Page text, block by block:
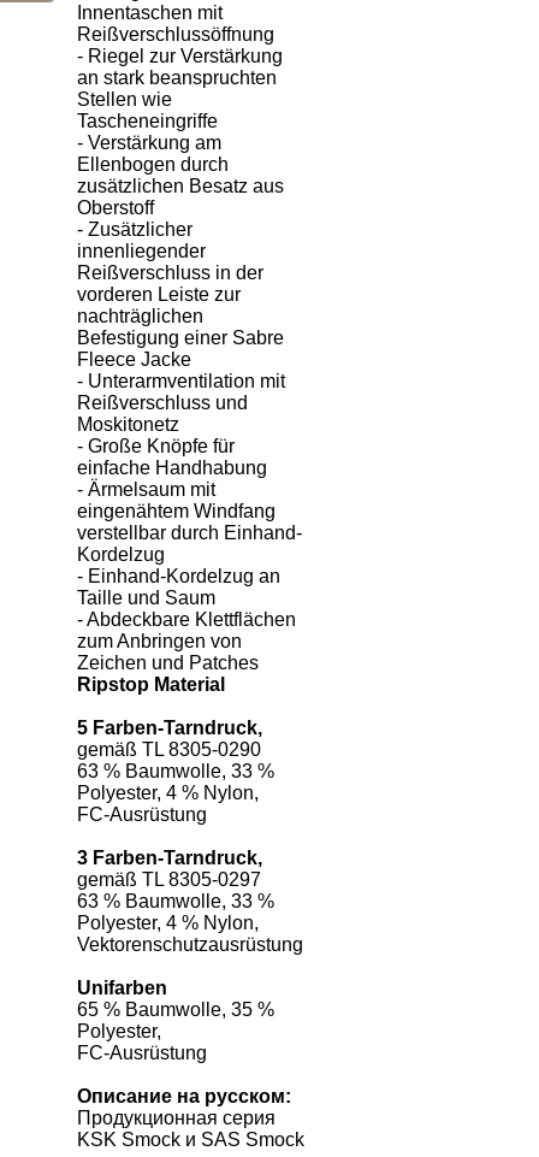
Innentaschen mit
Reißverschlussöffnung
- Riegel zur Verstärkung
an stark beanspruchten
Stellen wie
Tascheneingriffe
- Verstärkung am
Ellenbogen durch
zusätzlichen Besatz aus
Oberstoff
- Zusätzlicher
innenliegender
Reißverschluss in der
vorderen Leiste zur
nachträglichen
Befestigung einer Sabre
Fleece Jacke
- Unterarmventilation mit
Reißverschluss und
Moskitonetz
- Große Knöpfe für
einfache Handhabung
- Ärmelsaum mit
eingenähtem Windfang
verstellbar durch Einhand-
Kordelzug
- Einhand-Kordelzug an
Taille und Saum
- Abdeckbare Klettflächen
zum Anbringen von
Zeichen und Patches
Ripstop Material
5 Farben-Tarndruck,
gemäß TL 8305-0290
63 % Baumwolle, 33 %
Polyester, 4 % Nylon,
FC-Ausrüstung
3 Farben-Tarndruck,
gemäß TL 8305-0297
63 % Baumwolle, 33 %
Polyester, 4 % Nylon,
Vektorenschutzausrüstung
Unifarben
65 % Baumwolle, 35 %
Polyester,
FC-Ausrüstung
Описание на русском:
Продукционная серия
KSK Smock и SAS Smock